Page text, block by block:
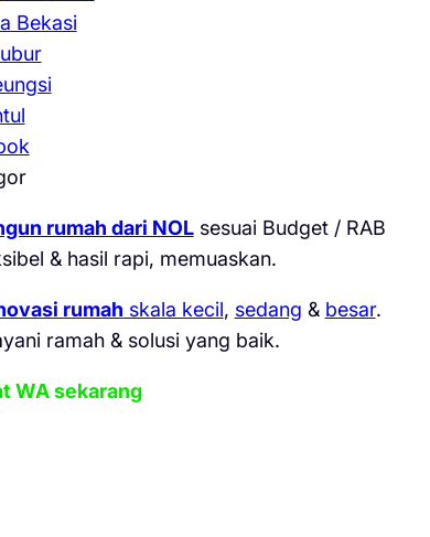
Bekasi
rumah dari NOLsesuai Budget / RAB
& hasil rapi, memuaskan.
rumah skala kecil, sedang & besar.
ramah & solusi yang baik.
WA sekarang